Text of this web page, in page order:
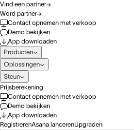
Vind een partner
Word partner
Contact opnemen met verkoop
Demo bekijken
App downloaden
Producten
Oplossingen
Steun
Prijsberekening
Contact opnemen met verkoop
Demo bekijken
App downloaden
RegistrerenAsana lancerenUpgraden